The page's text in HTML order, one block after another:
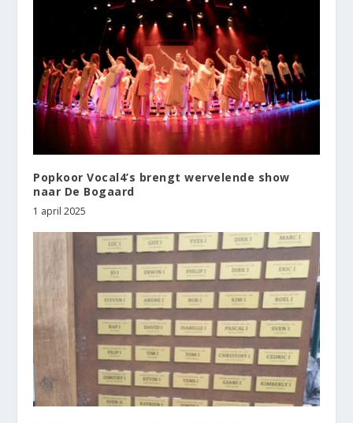
Popkoor Vocal4’s brengt wervelende show
naar De Bogaard
1 april 2025